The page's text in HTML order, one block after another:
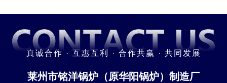
真诚合作 · 互惠互利 · 合作共赢 · 共同发展
莱州市铭洋锅炉（原华阳锅炉）制造厂